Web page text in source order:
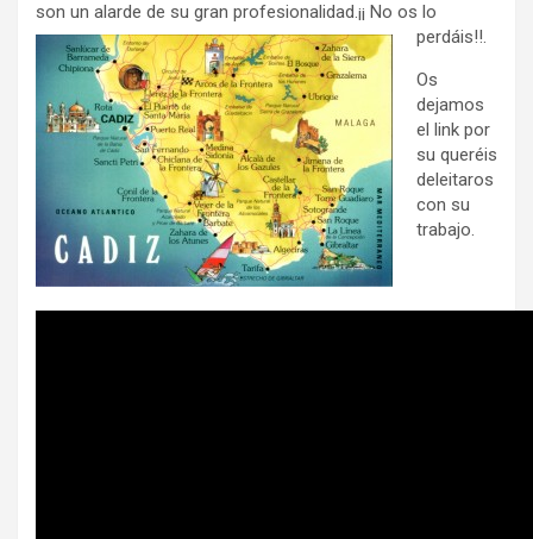
son un alarde de su gran profesionalidad.¡¡ No os lo
perdáis!!.
Os
dejamos
el link por
su queréis
deleitaros
con su
trabajo.